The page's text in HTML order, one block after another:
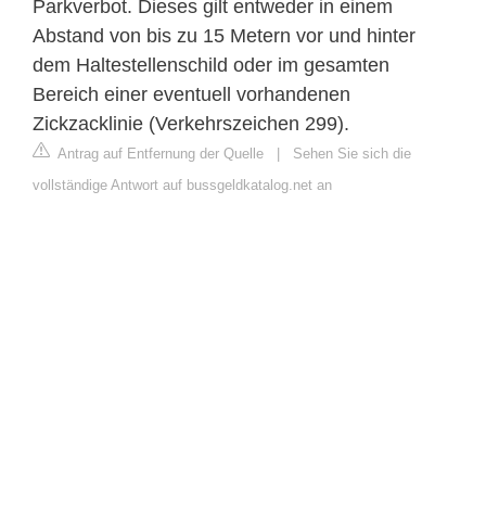
Parkverbot. Dieses gilt entweder in einem
Abstand von bis zu 15 Metern vor und hinter
dem Haltestellenschild oder im gesamten
Bereich einer eventuell vorhandenen
Zickzacklinie (Verkehrszeichen 299).
Antrag auf Entfernung der Quelle | Sehen Sie sich die
vollständige Antwort auf bussgeldkatalog.net an